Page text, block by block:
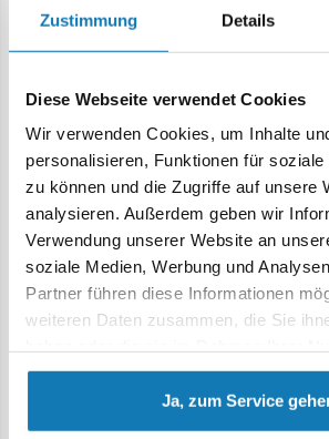
Zustimmung Details
Diese Webseite verwendet Cookies
Wir verwenden Cookies, um Inhalte
personalisieren, Funktionen für soziale
zu können und die Zugriffe auf unsere
analysieren. Außerdem geben wir
Verwendung unserer Website an
soziale Medien, Werbung und
Partner führen diese Informationen
weiteren Daten zusammen, die Sie
gesammelt haben.
Ja, zum Service
Rabatt -20,00 €
HMS Belfast
99,99 €
COBI-2659
114,99 €